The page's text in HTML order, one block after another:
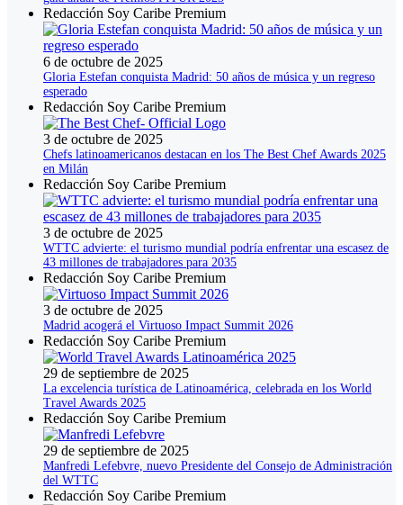
Redacción Soy Caribe Premium
6 de octubre de 2025
Gloria Estefan conquista Madrid: 50 años de música y un regreso
esperado
Redacción Soy Caribe Premium
3 de octubre de 2025
Chefs latinoamericanos destacan en los The Best Chef Awards 2025
en Milán
Redacción Soy Caribe Premium
3 de octubre de 2025
WTTC advierte: el turismo mundial podría enfrentar una escasez de
43 millones de trabajadores para 2035
Redacción Soy Caribe Premium
3 de octubre de 2025
Madrid acogerá el Virtuoso Impact Summit 2026
Redacción Soy Caribe Premium
29 de septiembre de 2025
La excelencia turística de Latinoamérica, celebrada en los World
Travel Awards 2025
Redacción Soy Caribe Premium
29 de septiembre de 2025
Manfredi Lefebvre, nuevo Presidente del Consejo de Administración
del WTTC
Redacción Soy Caribe Premium